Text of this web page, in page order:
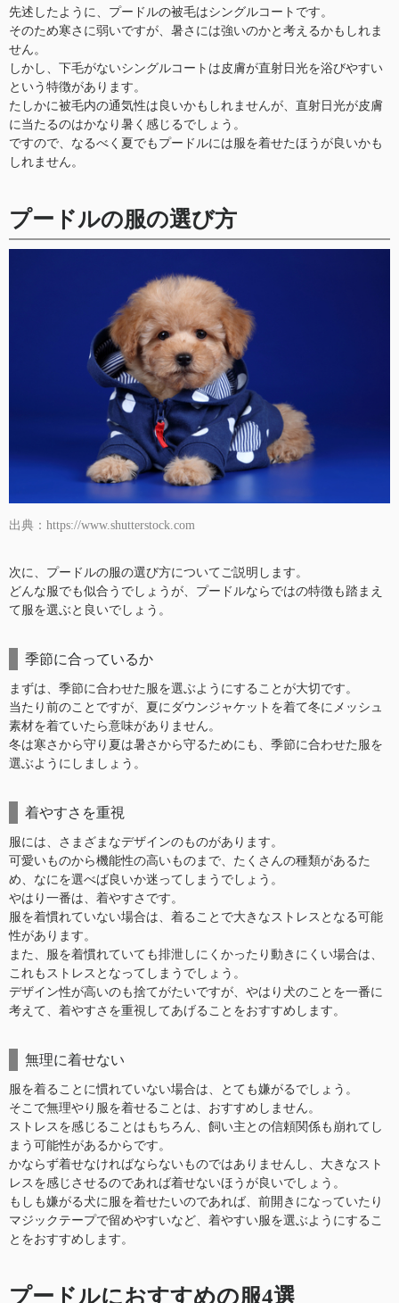
先述したように、プードルの被毛はシングルコートです。
そのため寒さに弱いですが、暑さには強いのかと考えるかもしれま
せん。
しかし、下毛がないシングルコートは皮膚が直射日光を浴びやすい
という特徴があります。
たしかに被毛内の通気性は良いかもしれませんが、直射日光が皮膚
に当たるのはかなり暑く感じるでしょう。
ですので、なるべく夏でもプードルには服を着せたほうが良いかも
しれません。
プードルの服の選び方
出典：https://www.shutterstock.com
次に、プードルの服の選び方についてご説明します。
どんな服でも似合うでしょうが、プードルならではの特徴も踏まえ
て服を選ぶと良いでしょう。
季節に合っているか
まずは、季節に合わせた服を選ぶようにすることが大切です。
当たり前のことですが、夏にダウンジャケットを着て冬にメッシュ
素材を着ていたら意味がありません。
冬は寒さから守り夏は暑さから守るためにも、季節に合わせた服を
選ぶようにしましょう。
着やすさを重視
服には、さまざまなデザインのものがあります。
可愛いものから機能性の高いものまで、たくさんの種類があるた
め、なにを選べば良いか迷ってしまうでしょう。
やはり一番は、着やすさです。
服を着慣れていない場合は、着ることで大きなストレスとなる可能
性があります。
また、服を着慣れていても排泄しにくかったり動きにくい場合は、
これもストレスとなってしまうでしょう。
デザイン性が高いのも捨てがたいですが、やはり犬のことを一番に
考えて、着やすさを重視してあげることをおすすめします。
無理に着せない
服を着ることに慣れていない場合は、とても嫌がるでしょう。
そこで無理やり服を着せることは、おすすめしません。
ストレスを感じることはもちろん、飼い主との信頼関係も崩れてし
まう可能性があるからです。
かならず着せなければならないものではありませんし、大きなスト
レスを感じさせるのであれば着せないほうが良いでしょう。
もしも嫌がる犬に服を着せたいのであれば、前開きになっていたり
マジックテープで留めやすいなど、着やすい服を選ぶようにするこ
とをおすすめします。
プードルにおすすめの服4選